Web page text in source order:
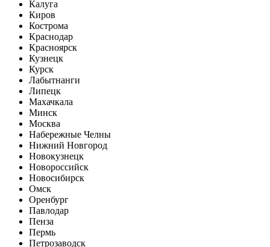
Калуга
Киров
Кострома
Краснодар
Красноярск
Кузнецк
Курск
Лабытнанги
Липецк
Махачкала
Минск
Москва
Набережные Челны
Нижний Новгород
Новокузнецк
Новороссийск
Новосибирск
Омск
Оренбург
Павлодар
Пенза
Пермь
Петрозаводск